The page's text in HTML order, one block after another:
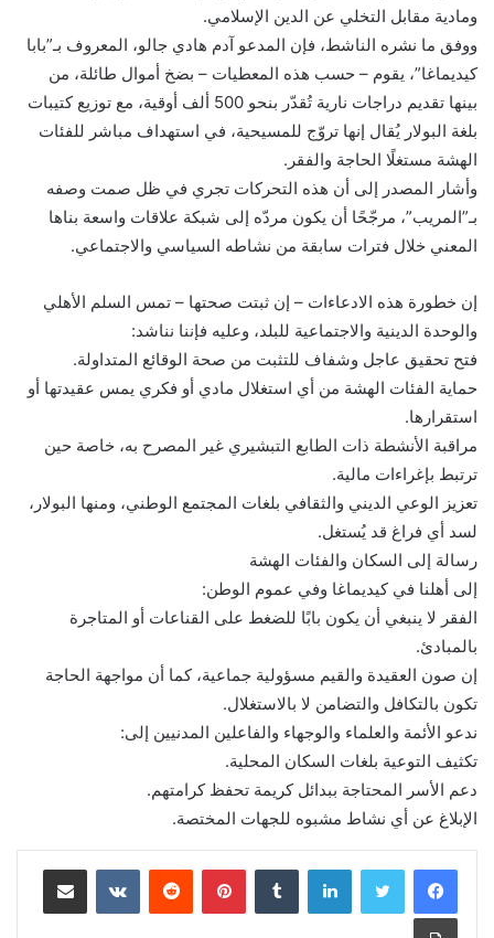
ومادية مقابل التخلي عن الدين الإسلامي.
ووفق ما نشره الناشط، فإن المدعو آدم هادي جالو، المعروف بـ”بابا
كيديماغا”، يقوم – حسب هذه المعطيات – بضخ أموال طائلة، من
بينها تقديم دراجات نارية تُقدّر بنحو 500 ألف أوقية، مع توزيع كتيبات
بلغة البولار يُقال إنها تروّج للمسيحية، في استهداف مباشر للفئات
الهشة مستغلًا الحاجة والفقر.
وأشار المصدر إلى أن هذه التحركات تجري في ظل صمت وصفه
بـ”المريب”، مرجّحًا أن يكون مردّه إلى شبكة علاقات واسعة بناها
المعني خلال فترات سابقة من نشاطه السياسي والاجتماعي.
إن خطورة هذه الادعاءات – إن ثبتت صحتها – تمس السلم الأهلي
والوحدة الدينية والاجتماعية للبلد، وعليه فإننا نناشد:
فتح تحقيق عاجل وشفاف للتثبت من صحة الوقائع المتداولة.
حماية الفئات الهشة من أي استغلال مادي أو فكري يمس عقيدتها أو
استقرارها.
مراقبة الأنشطة ذات الطابع التبشيري غير المصرح به، خاصة حين
ترتبط بإغراءات مالية.
تعزيز الوعي الديني والثقافي بلغات المجتمع الوطني، ومنها البولار،
لسد أي فراغ قد يُستغل.
رسالة إلى السكان والفئات الهشة
إلى أهلنا في كيديماغا وفي عموم الوطن:
الفقر لا ينبغي أن يكون بابًا للضغط على القناعات أو المتاجرة
بالمبادئ.
إن صون العقيدة والقيم مسؤولية جماعية، كما أن مواجهة الحاجة
تكون بالتكافل والتضامن لا بالاستغلال.
ندعو الأئمة والعلماء والوجهاء والفاعلين المدنيين إلى:
تكثيف التوعية بلغات السكان المحلية.
دعم الأسر المحتاجة ببدائل كريمة تحفظ كرامتهم.
الإبلاغ عن أي نشاط مشبوه للجهات المختصة.
لينكدإن بينتيريست مشاركة عبر البريد
طباعة